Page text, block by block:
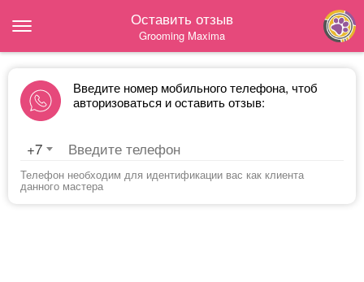
Оставить отзыв
Grooming Maxima
Введите номер мобильного телефона, чтоб
авторизоваться и оставить отзыв:
+7
Телефон необходим для идентификации вас как клиента
данного мастера